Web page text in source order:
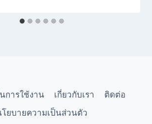
การใช้งาน เกี่ยวกับเรา
ติดต่อ
ยบายความเป็นส่วนตัว